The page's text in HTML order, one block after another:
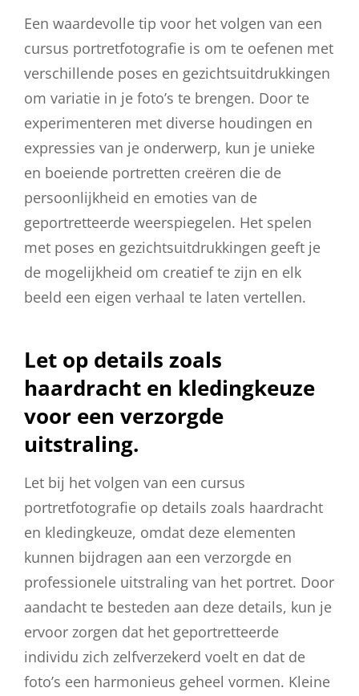
Een waardevolle tip voor het volgen van een
cursus portretfotografie is om te oefenen met
verschillende poses en gezichtsuitdrukkingen
om variatie in je foto’s te brengen. Door te
experimenteren met diverse houdingen en
expressies van je onderwerp, kun je unieke
en boeiende portretten creëren die de
persoonlijkheid en emoties van de
geportretteerde weerspiegelen. Het spelen
met poses en gezichtsuitdrukkingen geeft je
de mogelijkheid om creatief te zijn en elk
beeld een eigen verhaal te laten vertellen.
Let op details zoals
haardracht en kledingkeuze
voor een verzorgde
uitstraling.
Let bij het volgen van een cursus
portretfotografie op details zoals haardracht
en kledingkeuze, omdat deze elementen
kunnen bijdragen aan een verzorgde en
professionele uitstraling van het portret. Door
aandacht te besteden aan deze details, kun je
ervoor zorgen dat het geportretteerde
individu zich zelfverzekerd voelt en dat de
foto’s een harmonieus geheel vormen. Kleine